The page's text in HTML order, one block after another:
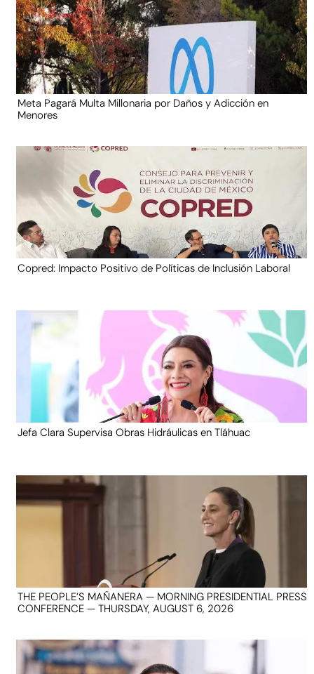
Meta Pagará Multa Millonaria por Daños y Adicción en
Menores
Copred: Impacto Positivo de Políticas de Inclusión Laboral
Jefa Clara Supervisa Obras Hidráulicas en Tláhuac
THE PEOPLE’S MAÑANERA — MORNING PRESIDENTIAL PRESS
CONFERENCE — THURSDAY, AUGUST 6, 2026